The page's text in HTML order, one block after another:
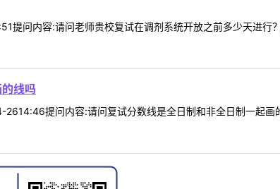
问内容:请问老师贵校复试在调剂系统开放之前多少天进行
线吗
提问内容:请问复试分数线是全日制和非全日制一起画